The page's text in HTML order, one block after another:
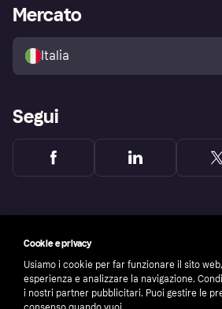
Esplora i negozi
Politica di protezione
dell'acquirente Klarna
Accesso aziende
Mercato
Italia
Segui
Cookie e privacy
Usiamo i cookie per far funzionare il sito
esperienza e analizzare la navigazione.
i nostri partner pubblicitari. Puoi gestire le